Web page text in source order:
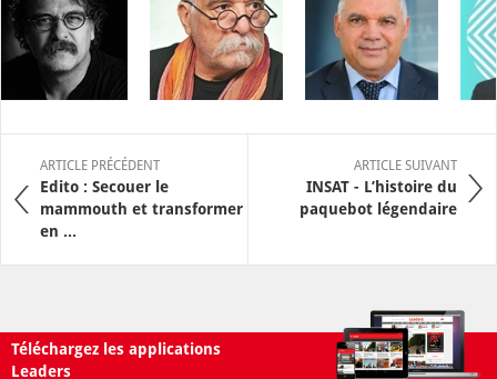
ARTICLE PRÉCÉDENT
Edito : Secouer le
mammouth et transformer
en ...
ARTICLE SUIVANT
INSAT - L’histoire du
paquebot légendaire
Téléchargez les applications
Leaders